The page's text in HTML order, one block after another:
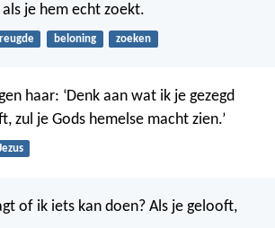
je hem echt zoekt.
beloning zoeken
haar: ‘Denk aan wat ik je gezegd
zul je Gods hemelse macht zien.’
of ik iets kan doen? Als je gelooft,